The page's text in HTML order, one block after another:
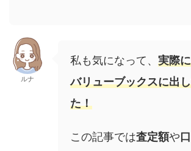
ルナ
私も気になって、 実際
バリューブックスに出
た！
この記事では査定額や